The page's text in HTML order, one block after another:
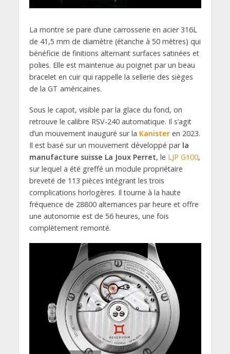
La montre se pare d’une carrosserie en acier 316L
de 41,5 mm de diamètre (étanche à 50 mètres) qui
bénéficie de finitions alternant surfaces satinées et
polies. Elle est maintenue au poignet par un beau
bracelet en cuir qui rappelle la sellerie des sièges
de la GT américaines.
Sous le capot, visible par la glace du fond, on
retrouve le calibre RSV-240 automatique. Il s’agit
d’un mouvement inauguré sur la Kanisteren 2023.
Il est basé sur un mouvement développé par la
manufacture suisse La Joux Perret, le LJP G100,
sur lequel a été greffé un module propriétaire
breveté de 113 pièces intégrant les trois
complications horlogères. Il tourne à la haute
fréquence de 28800 alternances par heure et offre
une autonomie est de 56 heures, une fois
complètement remonté.